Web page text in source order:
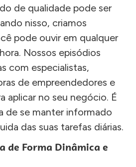
de qualidade pode ser
nisso, criamos
pode ouvir em qualquer
Nossos episódios
com especialistas,
de empreendedores e
aplicar no seu negócio. É
de se manter informado
das suas tarefas diárias.
de Forma Dinâmica e